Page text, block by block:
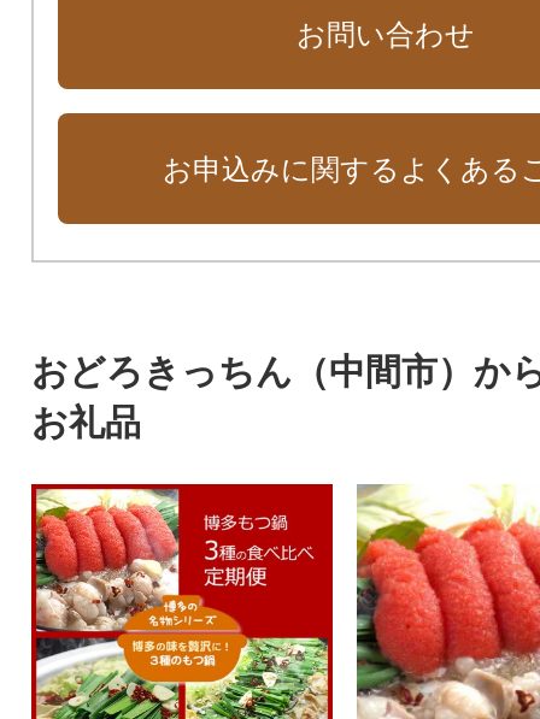
お問い合わせ
お申込みに関するよくある
おどろきっちん（中間市）か
お礼品